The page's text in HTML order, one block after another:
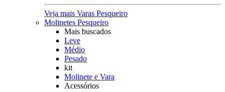
Veja mais Varas Pesqueiro
Molinetes Pesqueiro
Mais buscados
Leve
Médio
Pesado
kit
Molinete e Vara
Acessórios